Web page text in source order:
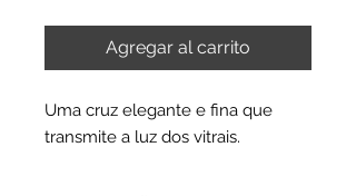
Agregar al carrito
Uma cruz elegante e fina que
transmite a luz dos vitrais.